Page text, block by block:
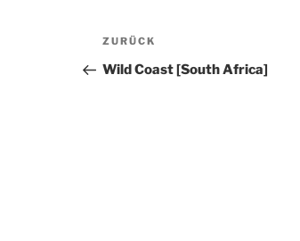
Vorheriger
Beitrag
ZURÜCK
Wild Coast [South Africa]